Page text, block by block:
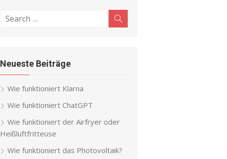
Search
Neueste Beiträge
Wie funktioniert Klarna
Wie funktioniert ChatGPT
Wie funktioniert der Airfryer oder
Heißluftfritteuse
Wie funktioniert das Photovoltaik?